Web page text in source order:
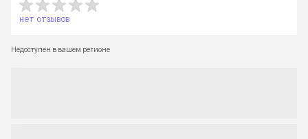
нет отзывов
Недоступен в вашем регионе